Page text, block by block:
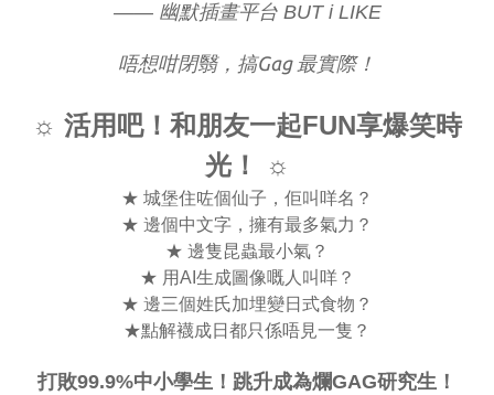
—— 幽默插畫平台 BUT i LIKE
唔想咁閉翳，搞Gag 最實際！
☼ 活用吧！和朋友一起FUN享爆笑時
光！ ☼
★ 城堡住咗個仙子，佢叫咩名？
★ 邊個中文字，擁有最多氣力？
★ 邊隻昆蟲最小氣？
★ 用AI生成圖像嘅人叫咩？
★ 邊三個姓氏加埋變日式食物？
★點解襪成日都只係唔見一隻？
打敗99.9%中小學生！跳升成為爛GAG研究生！